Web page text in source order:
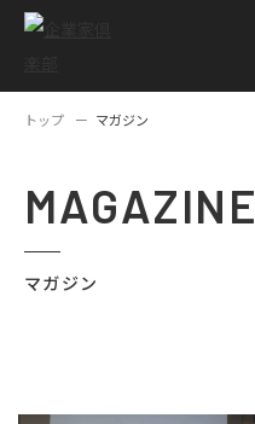
トップ マガジン
MAGAZINE
マガジン